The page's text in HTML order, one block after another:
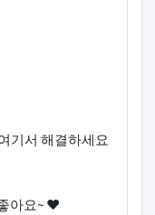
기서 해결하세요
아요~ ♥